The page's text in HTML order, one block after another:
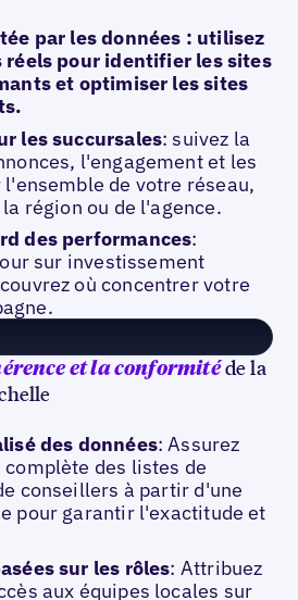
par les données : utilisez
réels pour identifier les sites
et optimiser les sites
les succursales: suivez la
l'engagement et les
de votre réseau,
région ou de l'agence.
des performances:
sur investissement
où concentrer votre
et la conformitéde la
des données: Assurez
des listes de
conseillers à partir d'une
pour garantir l'exactitude et
sur les rôles: Attribuez
aux équipes locales sur